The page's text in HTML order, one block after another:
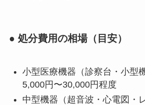
● 処分費用の相場（目安）
小型医療機器（診察台・小型
5,000円〜30,000円程度
中型機器（超音波・心電図・